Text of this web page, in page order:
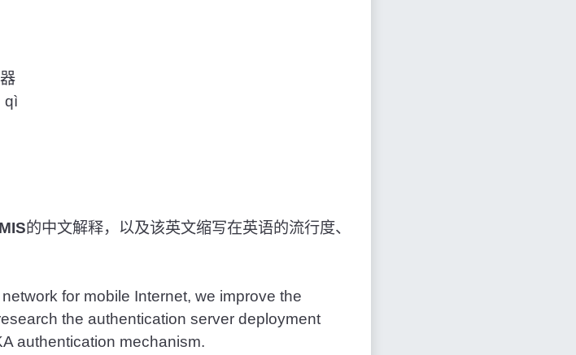
qì
MIS的中文解释，以及该英文缩写在英语的流行度、
for mobile Internet, we improve the
the authentication server deployment
authentication mechanism.